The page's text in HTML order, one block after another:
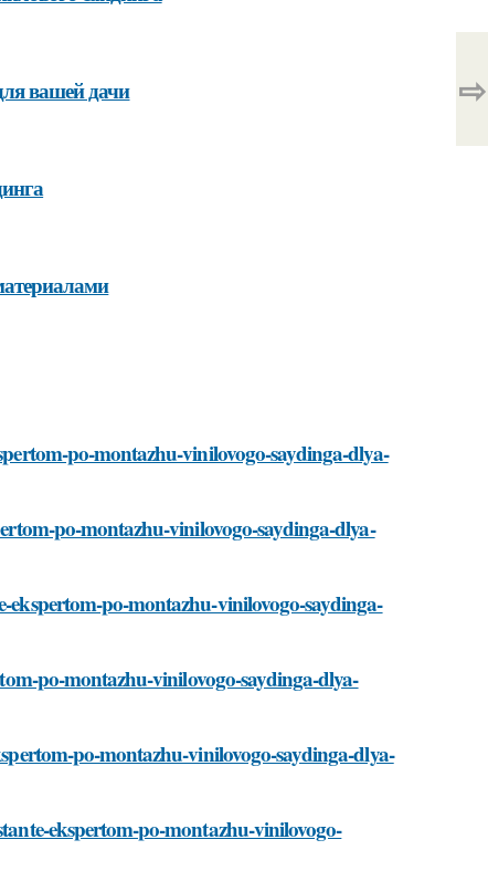
вашей дачи
po-montazhu-vinilovogo-saydinga-dlya-
po-montazhu-vinilovogo-saydinga-dlya-
po-montazhu-vinilovogo-saydinga-
po-montazhu-vinilovogo-saydinga-dlya-
po-montazhu-vinilovogo-saydinga-dlya-
ekspertom-po-montazhu-vinilovogo-
⇨